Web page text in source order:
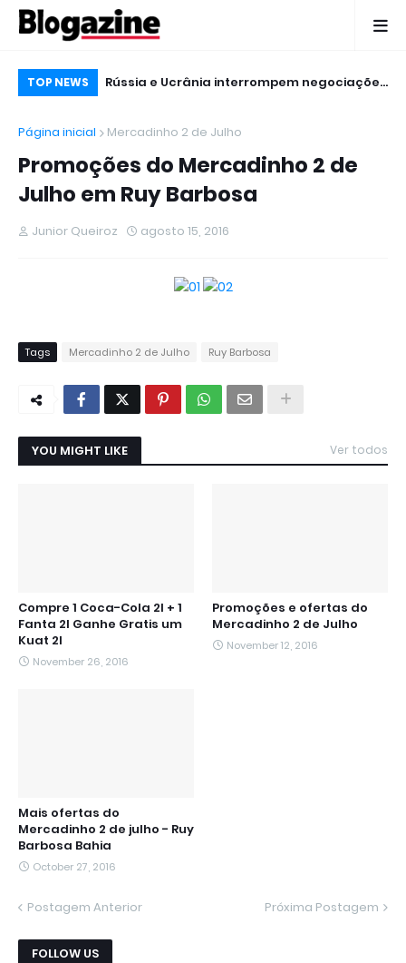
TOP NEWS
os esportes Rússia e Ucrânia interrompem negociações
Página inicial Mercadinho 2 de Julho
Promoções do Mercadinho 2 de
Julho em Ruy Barbosa
Junior Queiroz agosto 15, 2016
Tags Mercadinho 2 de Julho Ruy Barbosa
YOU MIGHT LIKE Ver todos
Compre 1 Coca-Cola 2l + 1
Fanta 2l Ganhe Gratis um
Kuat 2l
November 26, 2016
Promoções e ofertas do
Mercadinho 2 de Julho
November 12, 2016
Mais ofertas do
Mercadinho 2 de julho - Ruy
Barbosa Bahia
October 27, 2016
Postagem Anterior Próxima Postagem
FOLLOW US